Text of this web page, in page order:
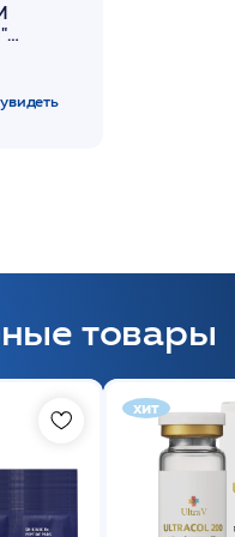
товары
хит